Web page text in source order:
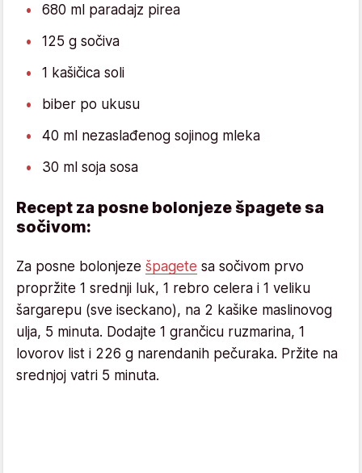
680 ml paradajz pirea
125 g sočiva
1 kašičica soli
biber po ukusu
40 ml nezaslađenog sojinog mleka
30 ml soja sosa
Recept za posne bolonjeze špagete sa
sočivom:
Za posne bolonjeze špagete sa sočivom prvo
propržite 1 srednji luk, 1 rebro celera i 1 veliku
šargarepu (sve iseckano), na 2 kašike maslinovog
ulja, 5 minuta. Dodajte 1 grančicu ruzmarina, 1
lovorov list i 226 g narendanih pečuraka. Pržite na
srednjoj vatri 5 minuta.